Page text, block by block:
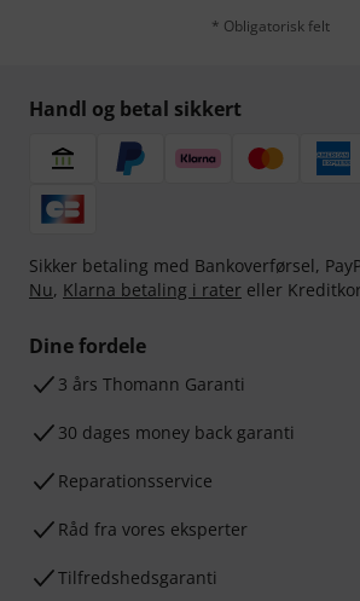
* Obligatorisk felt
Handl og betal sikkert
Sikker betaling med Bankoverførsel,
Nu, Klarna betaling i rater eller
Dine fordele
3 års Thomann Garanti
30 dages money back garanti
Reparationsservice
Råd fra vores eksperter
Tilfredshedsgaranti